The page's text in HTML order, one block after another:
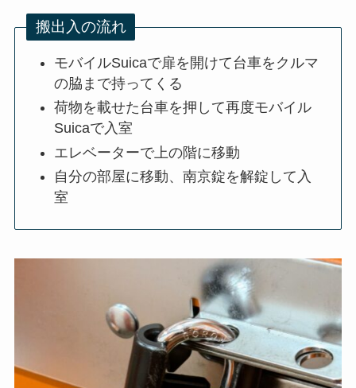
搬出入の流れ
モバイルSuicaで扉を開けて台車をクルマ
の脇まで持ってくる
荷物を載せた台車を押して再度モバイル
Suicaで入室
エレベーターで上の階に移動
自分の部屋に移動、南京錠を解錠して入
室